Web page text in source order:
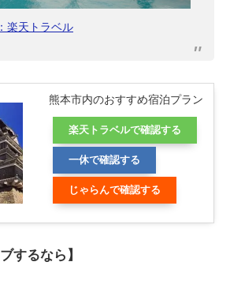
楽天トラベル
熊本市内のおすすめ宿泊プラン
楽天トラベルで確認する
一休で確認する
じゃらんで確認する
するなら】